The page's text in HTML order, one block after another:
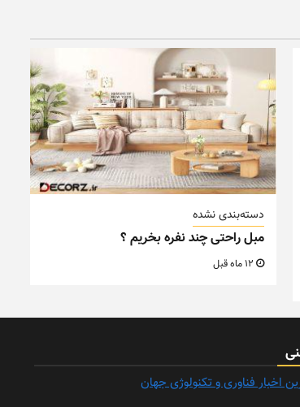
دسته‌بندی نشده
مبل راحتی چند نفره بخریم ؟
اخبار فناوری و تکنولوژی جهان